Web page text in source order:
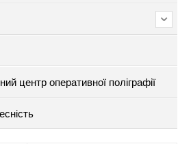
центр оперативної поліграфії